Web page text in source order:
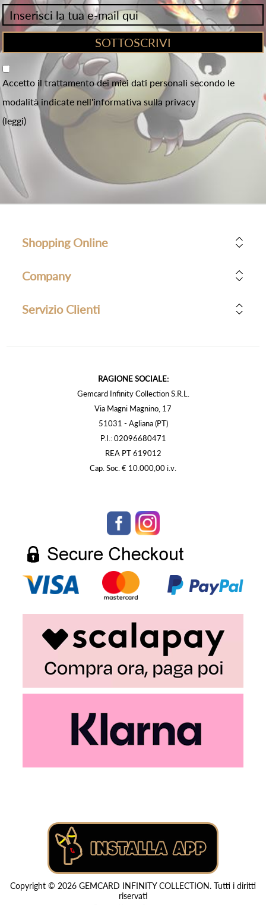
Accetto il trattamento dei miei dati personali secondo le
modalità indicate nell'informativa sulla privacy
(leggi)
Shopping Online
Company
Servizio Clienti
RAGIONE SOCIALE:
Gemcard Infinity Collection S.R.L.
Via Magni Magnino, 17
51031 - Agliana (PT)
P.I.: 02096680471
REA PT 619012
Cap. Soc. € 10.000,00 i.v.
Copyright © 2026 GEMCARD INFINITY COLLECTION. Tutti i diritti
riservati